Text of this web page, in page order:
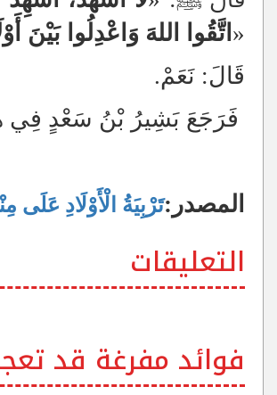
« اتَّقُوا اللهَ وَاعْدِلُوا
قَالَ: نَعَمْ.
فَرَجَعَ بَشِيرُ بْنُ سَعْدٍ فِي
المصدر:تَرْبِيَةُ الْأَوْلَادِ عَلَى
التعليقات
فوائد مفرغة قد